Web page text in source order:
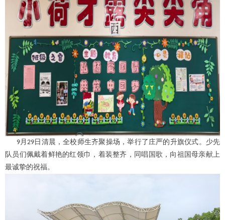
9月29 日清晨，全校师生齐聚操场，举行了庄严的升旗仪式。少先
队员们佩戴着鲜艳的红领巾，着装整齐， 同唱国歌，向祖国母亲献上
最诚挚的祝福。